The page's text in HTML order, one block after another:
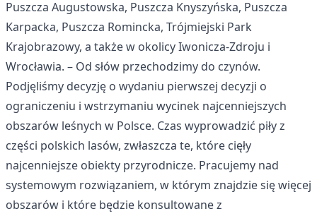
Puszcza Augustowska, Puszcza Knyszyńska, Puszcza
Karpacka, Puszcza Romincka, Trójmiejski Park
Krajobrazowy, a także w okolicy Iwonicza-Zdroju i
Wrocławia. – Od słów przechodzimy do czynów.
Podjęliśmy decyzję o wydaniu pierwszej decyzji o
ograniczeniu i wstrzymaniu wycinek najcenniejszych
obszarów leśnych w Polsce. Czas wyprowadzić piły z
części polskich lasów, zwłaszcza te, które cięły
najcenniejsze obiekty przyrodnicze. Pracujemy nad
systemowym rozwiązaniem, w którym znajdzie się więcej
obszarów i które będzie konsultowane z